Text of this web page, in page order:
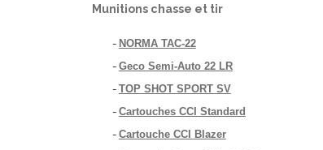
Munitions chasse et tir
- NORMA TAC-22
- Geco Semi-Auto 22 LR
- TOP SHOT SPORT SV
- Cartouches CCI Standard
- Cartouche CCI Blazer